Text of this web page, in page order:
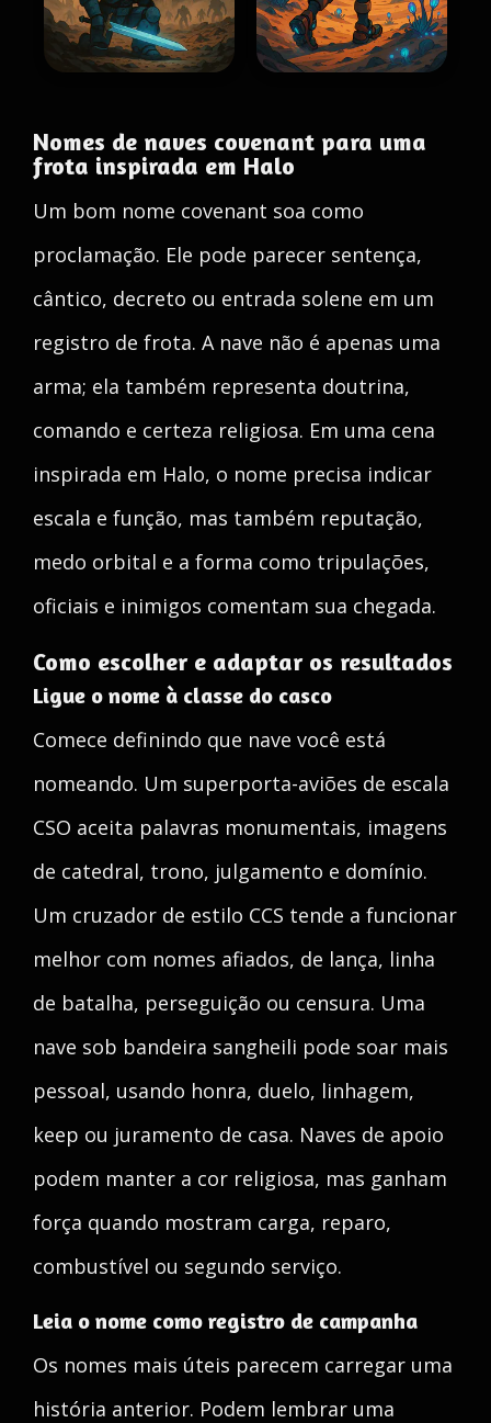
Nomes de naves covenant para uma
frota inspirada em Halo
Um bom nome covenant soa como
proclamação. Ele pode parecer sentença,
cântico, decreto ou entrada solene em um
registro de frota. A nave não é apenas uma
arma; ela também representa doutrina,
comando e certeza religiosa. Em uma cena
inspirada em Halo, o nome precisa indicar
escala e função, mas também reputação,
medo orbital e a forma como tripulações,
oficiais e inimigos comentam sua chegada.
Como escolher e adaptar os resultados
Ligue o nome à classe do casco
Comece definindo que nave você está
nomeando. Um superporta-aviões de escala
CSO aceita palavras monumentais, imagens
de catedral, trono, julgamento e domínio.
Um cruzador de estilo CCS tende a funcionar
melhor com nomes afiados, de lança, linha
de batalha, perseguição ou censura. Uma
nave sob bandeira sangheili pode soar mais
pessoal, usando honra, duelo, linhagem,
keep ou juramento de casa. Naves de apoio
podem manter a cor religiosa, mas ganham
força quando mostram carga, reparo,
combustível ou segundo serviço.
Leia o nome como registro de campanha
Os nomes mais úteis parecem carregar uma
história anterior. Podem lembrar uma